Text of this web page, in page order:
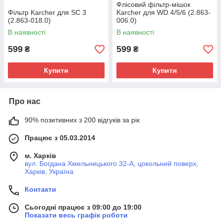
Фільтр Karcher для SC 3
(2.863-018.0)
В наявності
599 ₴
Купити
Флісовий фільтр-мішок
Karcher для WD 4/5/6 (2.863-
006.0)
В наявності
599 ₴
Купити
Про нас
90% позитивних з 200 відгуків за рік
Працює з 05.03.2014
м. Харків
вул. Богдана Хмельницького 32-А, цокольний поверх,
Харків, Україна
Контакти
Сьогодні працює з 09:00 до 19:00
Показати весь графік роботи